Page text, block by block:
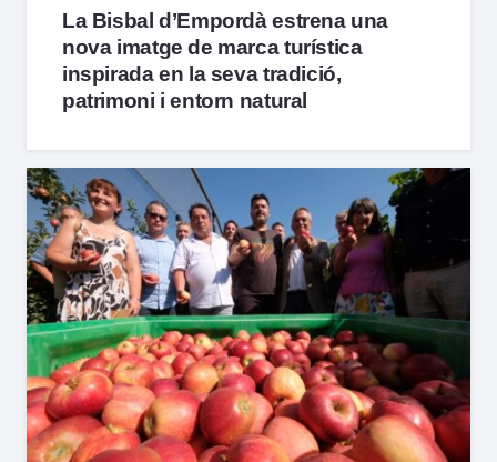
La Bisbal d’Empordà estrena una
nova imatge de marca turística
inspirada en la seva tradició,
patrimoni i entorn natural